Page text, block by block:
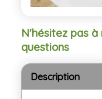
N'hésitez pas
questions
Description